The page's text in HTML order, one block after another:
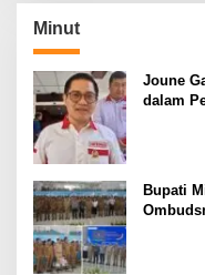
Minut
Joune
dalam
Bupati